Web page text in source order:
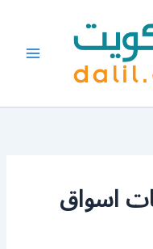
اسواق